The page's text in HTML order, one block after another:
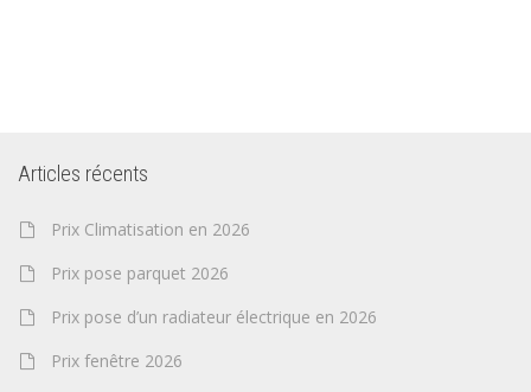
Articles récents
Prix Climatisation en 2026
Prix pose parquet 2026
Prix pose d’un radiateur électrique en 2026
Prix fenêtre 2026